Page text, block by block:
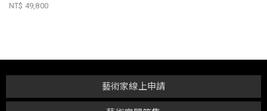
NT$ 49,800
藝術家線上申請